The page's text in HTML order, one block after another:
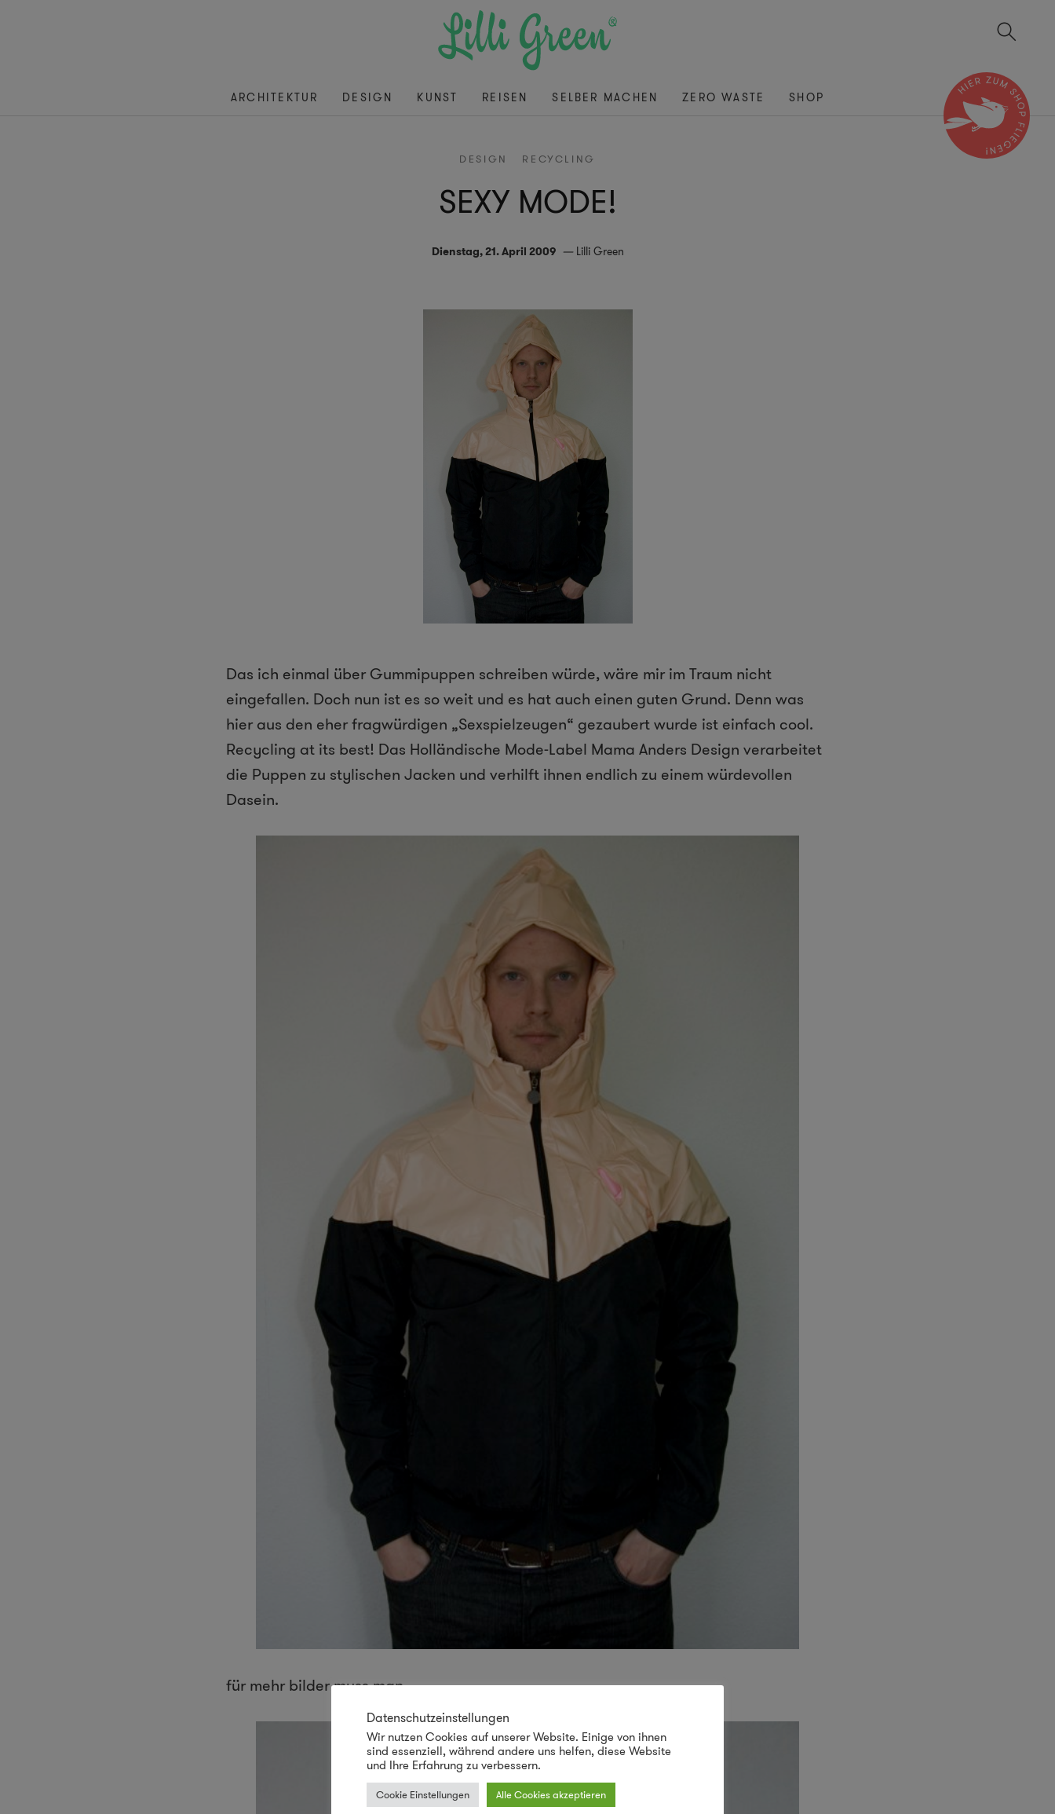
ARCHITEKTUR DESIGN KUNST REISEN SELBER MACHEN ZERO WASTE SHOP
DESIGN RECYCLING
SEXY MODE!
Dienstag, 21. April 2009 Lilli Green
Das ich einmal über Gummipuppen schreiben würde, wäre mir im Traum nicht
eingefallen. Doch nun ist es so weit und es hat auch einen guten Grund. Denn was
hier aus den eher fragwürdigen „Sexspielzeugen“ gezaubert wurde ist einfach cool.
Recycling at its best! Das Holländische Mode-Label Mama Anders Design verarbeitet
die Puppen zu stylischen Jacken und verhilft ihnen endlich zu einem würdevollen
Dasein.
für mehr bilder muss man…
Datenschutzeinstellungen
Wir nutzen Cookies auf unserer Website. Einige von ihnen
sind essenziell, während andere uns helfen, diese Website
und Ihre Erfahrung zu verbessern.
Cookie Einstellungen Alle Cookies akzeptieren